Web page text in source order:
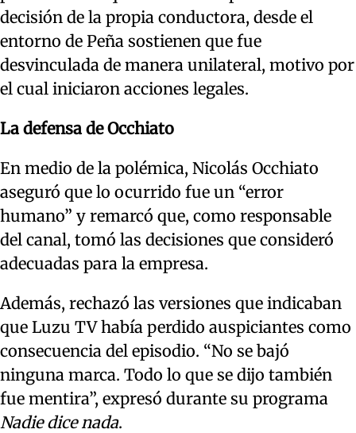
decisión de la propia conductora, desde el
entorno de Peña sostienen que fue
desvinculada de manera unilateral, motivo por
el cual iniciaron acciones legales.
La defensa de Occhiato
En medio de la polémica, Nicolás Occhiato
aseguró que lo ocurrido fue un “error
humano” y remarcó que, como responsable
del canal, tomó las decisiones que consideró
adecuadas para la empresa.
Además, rechazó las versiones que indicaban
que Luzu TV había perdido auspiciantes como
consecuencia del episodio. “No se bajó
ninguna marca. Todo lo que se dijo también
fue mentira”, expresó durante su programa
Nadie dice nada.